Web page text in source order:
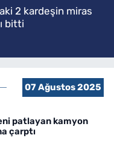
2 kardeşin miras
bitti
07 Ağustos 2025
patlayan kamyon
çarptı